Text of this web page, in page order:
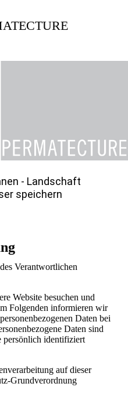
- Landschaft
speichern
Verantwortlichen
Website besuchen und
Folgenden informieren wir
Daten bei
Daten sind
persönlich identifiziert
auf dieser
Grundverordnung